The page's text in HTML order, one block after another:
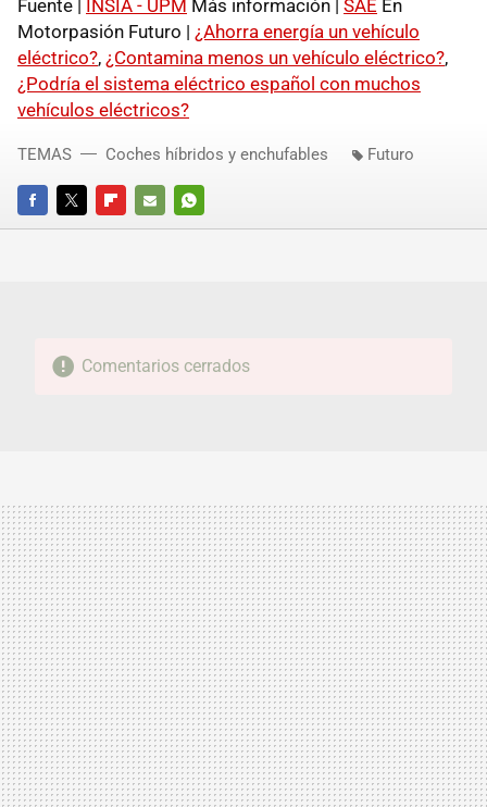
Fuente | INSIA - UPM Más información | SAE En
Motorpasión Futuro | ¿Ahorra energía un vehículo
eléctrico?, ¿Contamina menos un vehículo eléctrico?,
¿Podría el sistema eléctrico español con muchos
vehículos eléctricos?
FACEBOOKTWITTERFLIPBOARD
E-
WHATSAPP
TEMAS Coches híbridos y enchufables Futuro
Comentarios cerrados